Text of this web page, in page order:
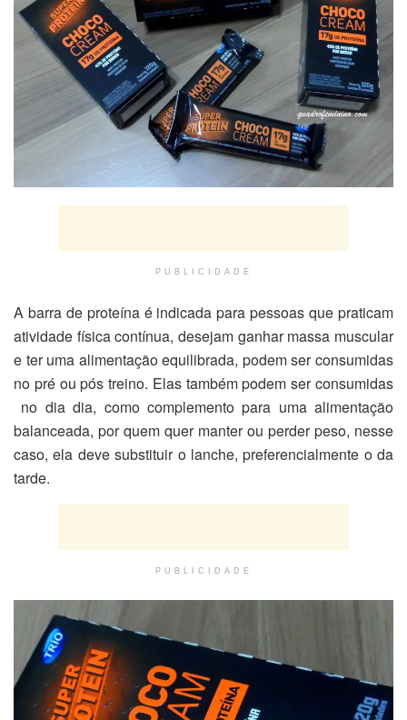
PUBLICIDADE
A barra de proteína é indicada para pessoas que praticam
atividade física contínua, desejam ganhar massa muscular
e ter uma alimentação equilibrada, podem ser consumidas
no pré ou pós treino. Elas também podem ser consumidas
no dia dia, como complemento para uma alimentação
balanceada, por quem quer manter ou perder peso, nesse
caso, ela deve substituir o lanche, preferencialmente o da
tarde.
PUBLICIDADE